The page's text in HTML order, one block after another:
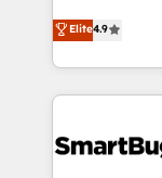
run your
service wired
tune-ups,
HubSpot,
ティブ・エー
力で顧客フロント業
をする会社か
トを組み込ん
ィブ・エージ
Elite4.9